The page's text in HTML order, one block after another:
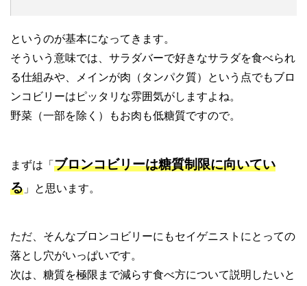
というのが基本になってきます。
そういう意味では、サラダバーで好きなサラダを食べられ
る仕組みや、メインが肉（タンパク質）という点でもブロ
ンコビリーはピッタリな雰囲気がしますよね。
野菜（一部を除く）もお肉も低糖質ですので。
まずは「 ブロンコビリーは糖質制限に向いてい
る 」と思います。
ただ、そんなブロンコビリーにもセイゲニストにとっての
落とし穴がいっぱいです。
次は、糖質を極限まで減らす食べ方について説明したいと